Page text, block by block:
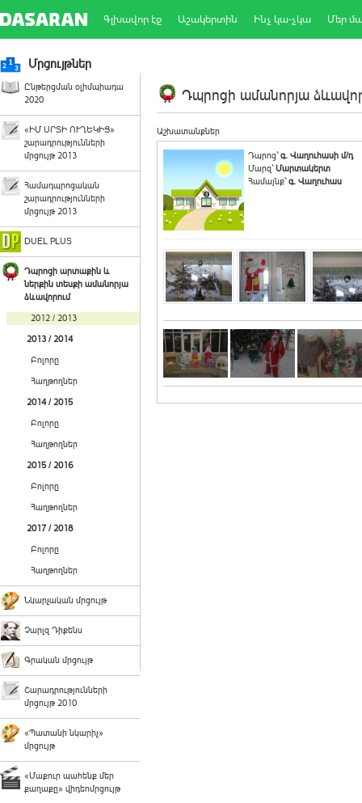
Գլխավոր էջ Աշակերտին Ինչ կա-չկա Մեր
Մրցույթներ
Ընթերցման օլիմպիադա
2020
«ԻՄ ՍՐՏԻ ՈՒՂԵԿԻՑ»
շարադրությունների
մրցույթ 2013
Համադպրոցական
շարադրությունների
մրցույթ 2013
DUEL PLUS
Դպրոցի արտաքին և
ներքին տեսքի ամանորյա
ձևավորում
2012 / 2013
2013 / 2014
Բոլորը
Հաղթողներ
2014 / 2015
Բոլորը
Հաղթողներ
2015 / 2016
Բոլորը
Հաղթողներ
2017 / 2018
Բոլորը
Հաղթողներ
Նկարչական մրցույթ
Չարլզ Դիքենս
Գրական մրցույթ
Շարադրությունների
մրցույթ 2010
«Պատանի նկարիչ»
մրցույթ
«Մաքուր պահենք մեր
քաղաքը» վիդեոմրցույթ
Դպրոցի ամանորյա
Աշխատանքներ
Դպրոց`գ. Վաղուհասի մ/դ
Մարզ`Մարտակերտ
Համայնք`գ. Վաղուհաս